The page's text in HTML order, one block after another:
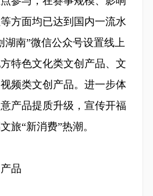
方面均已达到国内一流水
湖南”微信公众号设置线上
特色文化类文创产品、文
频类文创产品。进一步体
产品提质升级，宣传开福
旅“新消费”热潮。
品